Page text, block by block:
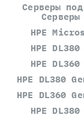
Серверы
Серверы
HPE
HPE DL380
HPE DL360
HPE DL380
HPE DL360
HPE DL380